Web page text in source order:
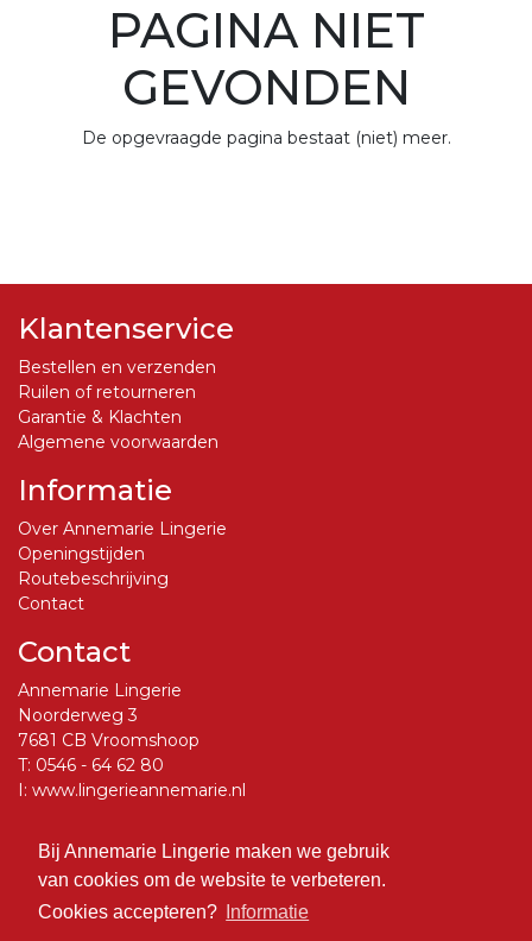
Bij Annemarie Lingerie maken we gebruik
van cookies om de website te verbeteren.
Cookies accepteren?
Informatie
PAGINA NIET
GEVONDEN
De opgevraagde pagina bestaat (niet) meer.
Klantenservice
Bestellen en verzenden
Ruilen of retourneren
Garantie & Klachten
Algemene voorwaarden
Informatie
Over Annemarie Lingerie
Openingstijden
Routebeschrijving
Contact
Contact
Annemarie Lingerie
Noorderweg 3
7681 CB Vroomshoop
T: 0546 - 64 62 80
I: www.lingerieannemarie.nl
Social Media
Volg ons op Facebook